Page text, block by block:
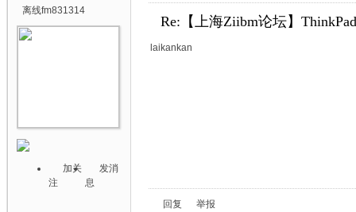
离线fm831314
加关
注
发消
息
Re:【上海Ziibm论坛】
laikankan
回复 举报